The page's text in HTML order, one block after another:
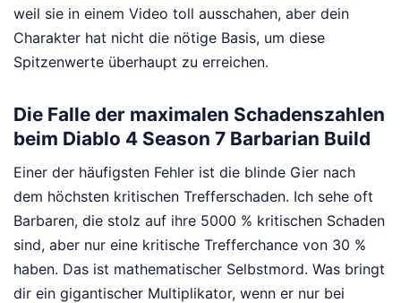
weil sie in einem Video toll ausschahen, aber dein
Charakter hat nicht die nötige Basis, um diese
Spitzenwerte überhaupt zu erreichen.
Die Falle der maximalen Schadenszahlen
beim Diablo 4 Season 7 Barbarian Build
Einer der häufigsten Fehler ist die blinde Gier nach
dem höchsten kritischen Trefferschaden. Ich sehe oft
Barbaren, die stolz auf ihre 5000 % kritischen Schaden
sind, aber nur eine kritische Trefferchance von 30 %
haben. Das ist mathematischer Selbstmord. Was bringt
dir ein gigantischer Multiplikator, wenn er nur bei